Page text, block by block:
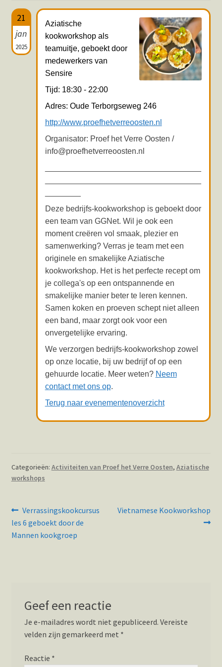
Hotspots en blogs
UIT-agenda
21
jan
2025
Aziatische
kookworkshop als
teamuitje, geboekt door
medewerkers van
Sensire
Tijd: 18:30 - 22:00
Adres: Oude Terborgseweg 246
http://www.proefhetverreoosten.nl
Organisator: Proef het Verre Oosten /
info@proefhetverreoosten.nl
Deze bedrijfs-kookworkshop is geboekt door
een team van GGNet. Wil je ook een
moment creëren vol smaak, plezier en
samenwerking? Verras je team met een
originele en smakelijke Aziatische
kookworkshop. Het is het perfecte recept om
je collega's op een ontspannende en
smakelijke manier beter te leren kennen.
Samen koken en proeven schept niet alleen
een band, maar zorgt ook voor een
onvergetelijke ervaring.
We verzorgen bedrijfs-kookworkshop zowel
op onze locatie, bij uw bedrijf of op een
gehuurde locatie. Meer weten? Neem
contact met ons op.
Terug naar evenementenoverzicht
Categorieën: Activiteiten van Proef het Verre Oosten, Aziatische
workshops
Bericht
navigatie
Vorig
bericht:
Verrassingskookcursus
les 6 geboekt door de
Mannen kookgroep
Volgend
Vietnamese Kookworkshop
Geef een reactie
Je e-mailadres wordt niet gepubliceerd. Vereiste
velden zijn gemarkeerd met *
Reactie *